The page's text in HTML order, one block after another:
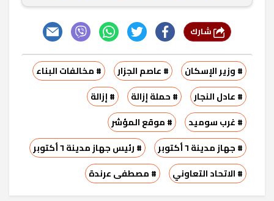
# وزير الإسكان # عاصم الجزار
# مخالفات البناء
# عادل النجار
# حملة إزالة
# إزالة
# غرب سوميد
# موقع المؤشر
# جهاز مدينة ٦ أكتوبر
# رئيس جهاز مدينة ٦ أكتوبر
# الاتحاد التعاوني
# مصطفى عرندة